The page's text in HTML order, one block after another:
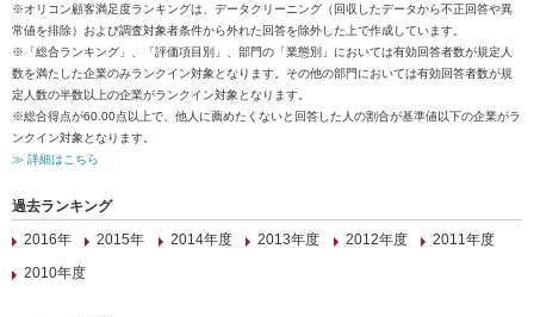
※オリコン顧客満足度ランキングは、データクリーニング（回収したデータから不正回答や異
常値を排除）および調査対象者条件から外れた回答を除外した上で作成しています。
※「総合ランキング」、「評価項目別」、部門の「業態別」においては有効回答者数が規定人
数を満たした企業のみランクイン対象となります。その他の部門においては有効回答者数が規
定人数の半数以上の企業がランクイン対象となります。
※総合得点が60.00点以上で、他人に薦めたくないと回答した人の割合が基準値以下の企業がラ
ンクイン対象となります。
≫ 詳細はこちら
過去ランキング
2016年
2015年 2014年度 2013年度 2012年度
2011年度
2010年度